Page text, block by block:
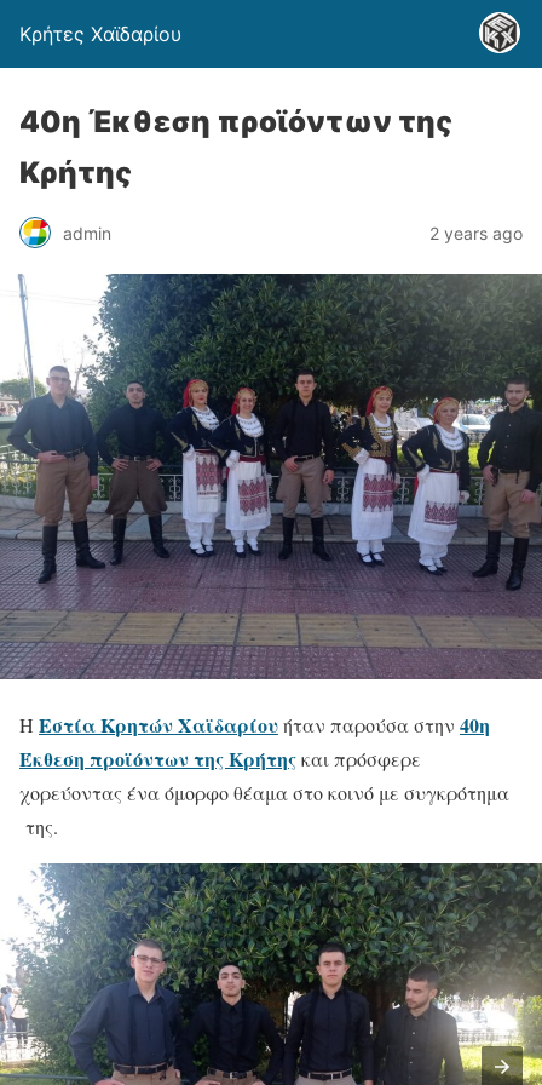
Κρήτες Χαϊδαρίου
40η Έκθεση προϊόντων της
Κρήτης
admin 2 years ago
Η Εστία Κρητών Χαϊδαρίουήταν παρούσα στην 40η
Έκθεση προϊόντων της Κρήτηςκαι πρόσφερε
χορεύοντας ένα όμορφο θέαμα στο κοινό με συγκρότημα
της.